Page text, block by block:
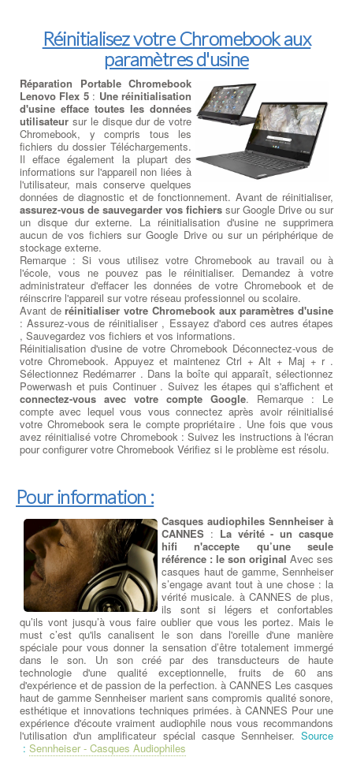
Réinitialisez votre Chromebook aux
paramètres d'usine
Réparation Portable Chromebook
Lenovo Flex 5: Une réinitialisation
d'usine efface toutes les données
utilisateur sur le disque dur de votre
Chromebook, y compris tous les
fichiers du dossier Téléchargements.
Il efface également la plupart des
informations sur l'appareil non liées à
l'utilisateur, mais conserve quelques
données de diagnostic et de fonctionnement. Avant de réinitialiser,
assurez-vous de sauvegarder vos fichiers sur Google Drive ou sur
un disque dur externe. La réinitialisation d'usine ne supprimera
aucun de vos fichiers sur Google Drive ou sur un périphérique de
stockage externe.
Remarque : Si vous utilisez votre Chromebook au travail ou à
l'école, vous ne pouvez pas le réinitialiser. Demandez à votre
administrateur d'effacer les données de votre Chromebook et de
réinscrire l'appareil sur votre réseau professionnel ou scolaire.
Avant deréinitialiser votre Chromebook aux paramètres d'usine
: Assurez-vous de réinitialiser , Essayez d'abord ces autres étapes
, Sauvegardez vos fichiers et vos informations.
Réinitialisation d'usine de votre Chromebook Déconnectez-vous de
votre Chromebook. Appuyez et maintenez Ctrl + Alt + Maj + r .
Sélectionnez Redémarrer . Dans la boîte qui apparaît, sélectionnez
Powerwash et puis Continuer . Suivez les étapes qui s'affichent et
connectez-vous avec votre compte Google. Remarque : Le
compte avec lequel vous vous connectez après avoir réinitialisé
votre Chromebook sera le compte propriétaire . Une fois que vous
avez réinitialisé votre Chromebook : Suivez les instructions à l'écran
pour configurer votre Chromebook Vérifiez si le problème est résolu.
Pour information :
Casques audiophiles Sennheiser à
CANNES : La vérité - un casque
hifi n'accepte qu’une seule
référence : le son original Avec ses
casques haut de gamme, Sennheiser
s’engage avant tout à une chose : la
vérité musicale. à CANNES de plus,
ils sont si légers et confortables
qu’ils vont jusqu’à vous faire oublier que vous les portez. Mais le
must c’est qu'ils canalisent le son dans l'oreille d'une manière
spéciale pour vous donner la sensation d’être totalement immergé
dans le son. Un son créé par des transducteurs de haute
technologie d'une qualité exceptionnelle, fruits de 60 ans
d'expérience et de passion de la perfection. à CANNES Les casques
haut de gamme Sennheiser marient sans compromis qualité sonore,
esthétique et innovations techniques primées. à CANNES Pour une
expérience d'écoute vraiment audiophile nous vous recommandons
l'utilisation d'un amplificateur spécial casque Sennheiser. Source
: Sennheiser - Casques Audiophiles